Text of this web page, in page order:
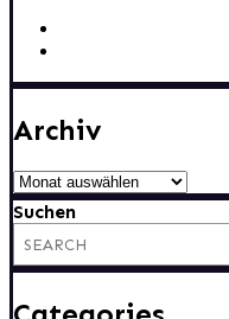
Archiv
Archiv
Suchen